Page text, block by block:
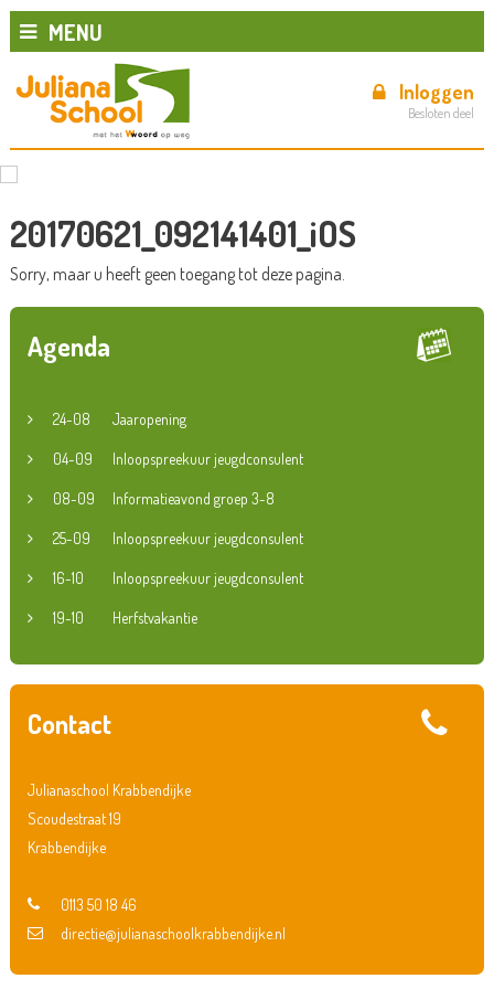
MENU
Inloggen
Besloten deel
20170621_092141401_iOS
Sorry, maar u heeft geen toegang tot deze pagina.
Agenda
24-08 Jaaropening
04-09 Inloopspreekuur jeugdconsulent
08-09 Informatieavond groep 3-8
25-09 Inloopspreekuur jeugdconsulent
16-10 Inloopspreekuur jeugdconsulent
19-10 Herfstvakantie
Contact
Julianaschool Krabbendijke
Scoudestraat 19
Krabbendijke
0113 50 18 46
directie@julianaschoolkrabbendijke.nl